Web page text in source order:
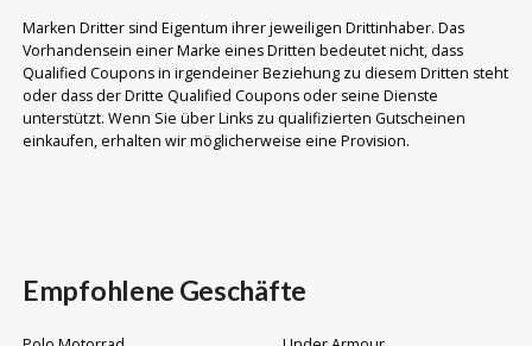
Marken Dritter sind Eigentum ihrer jeweiligen Drittinhaber. Das
Vorhandensein einer Marke eines Dritten bedeutet nicht, dass
Qualified Coupons in irgendeiner Beziehung zu diesem Dritten steht
oder dass der Dritte Qualified Coupons oder seine Dienste
unterstützt. Wenn Sie über Links zu qualifizierten Gutscheinen
einkaufen, erhalten wir möglicherweise eine Provision.
Empfohlene Geschäfte